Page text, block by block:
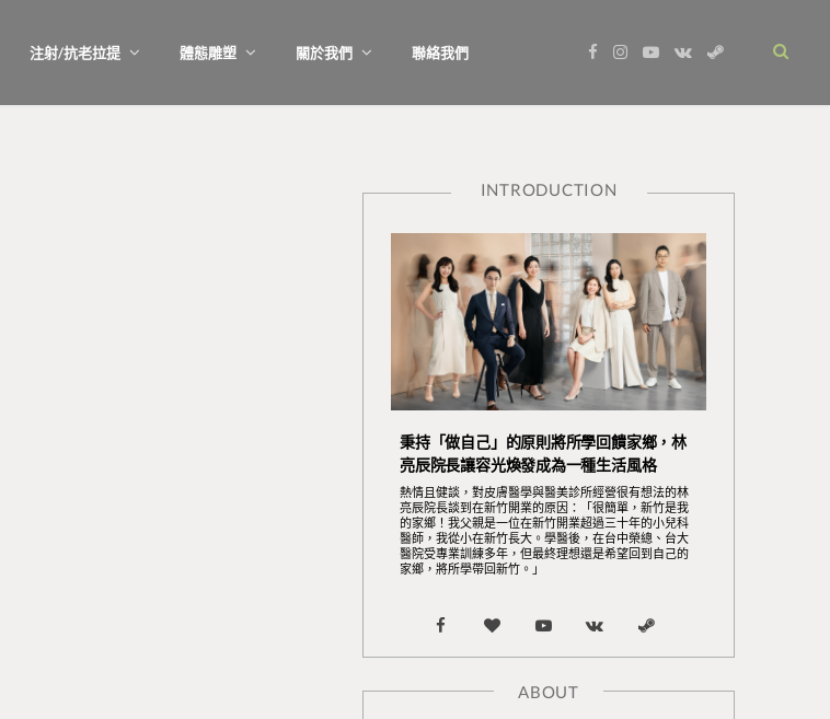
注射/抗老拉提 體態雕塑 關於我們 聯絡我們
I
Y
V
S
INTRODUCTION
秉持「做自己」的原則將所學回饋家鄉，林
亮辰院長讓容光煥發成為一種生活風格
熱情且健談，對皮膚醫學與醫美診所經營很有想法的林
亮辰院長談到在新竹開業的原因：「很簡單，新竹是我
的家鄉！我父親是一位在新竹開業超過三十年的小兒科
醫師，我從小在新竹長大。學醫後，在台中榮總、台大
醫院受專業訓練多年，但最終理想還是希望回到自己的
家鄉，將所學帶回新竹。」
F
a
B
l
Y
o
u
V
K
S
t
ABOUT